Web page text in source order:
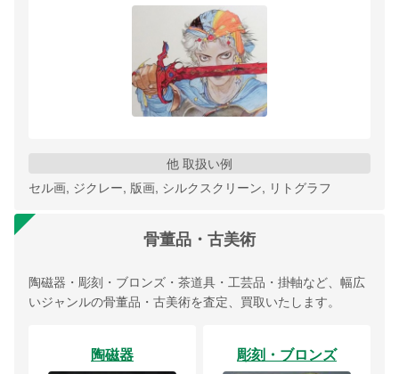
他 取扱い例
セル画, ジクレー, 版画, シルクスクリーン, リトグラフ
骨董品・古美術
陶磁器・彫刻・ブロンズ・茶道具・工芸品・掛軸など、幅広
いジャンルの骨董品・古美術を査定、買取いたします。
陶磁器 彫刻・ブロンズ